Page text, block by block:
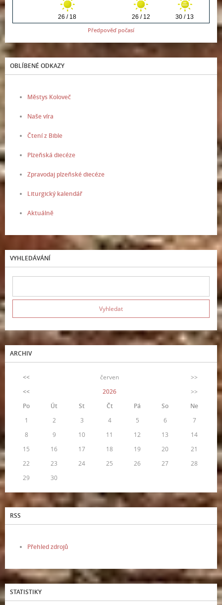
Předpověď počasí
OBLÍBENÉ ODKAZY
Městys Koloveč
Naše víra
Čtení z Bible
Plzeňská diecéze
Zpravodaj plzeňské diecéze
Liturgický kalendář
Aktuálně
VYHLEDÁVÁNÍ
ARCHIV
<< červen
>>
<<
2026
>>
Po
Út St Čt Pá So
Ne
1
2 3 4 5 6
7
8
9 10 11 12 13
14
15
16 17 18 19 20
21
22
23 24 25 26 27
28
29
30
RSS
Přehled zdrojů
STATISTIKY